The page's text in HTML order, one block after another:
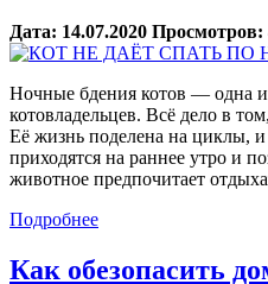
Дата: 14.07.2020 Просмотров:
Ночные бдения котов — одна
котовладельцев. Всё дело в
Её жизнь поделена на циклы,
приходятся на раннее утро и
животное предпочитает
Подробнее
Как обезопасить